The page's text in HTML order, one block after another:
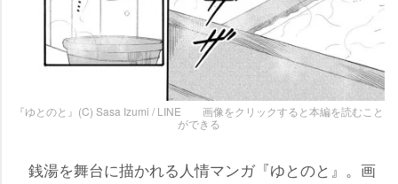
『ゆとのと』(C) Sasa Izumi / LINE 画像をクリックすると本編を読むこと
ができる
銭湯を舞台に描かれる人情マンガ『ゆとのと』。画